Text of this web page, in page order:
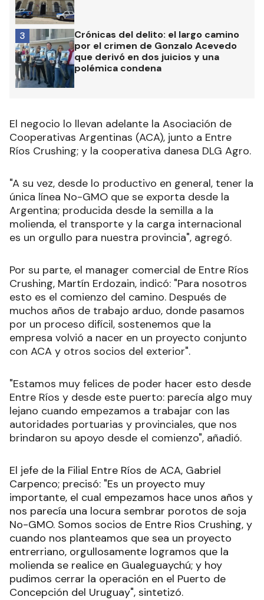
Crónicas del delito: el largo camino
por el crimen de Gonzalo Acevedo
que derivó en dos juicios y una
polémica condena
3
El negocio lo llevan adelante la Asociación de
Cooperativas Argentinas (ACA), junto a Entre
Ríos Crushing; y la cooperativa danesa DLG Agro.
"A su vez, desde lo productivo en general, tener la
única línea No-GMO que se exporta desde la
Argentina; producida desde la semilla a la
molienda, el transporte y la carga internacional
es un orgullo para nuestra provincia", agregó.
Por su parte, el manager comercial de Entre Ríos
Crushing, Martín Erdozain, indicó: "Para nosotros
esto es el comienzo del camino. Después de
muchos años de trabajo arduo, donde pasamos
por un proceso difícil, sostenemos que la
empresa volvió a nacer en un proyecto conjunto
con ACA y otros socios del exterior".
"Estamos muy felices de poder hacer esto desde
Entre Ríos y desde este puerto: parecía algo muy
lejano cuando empezamos a trabajar con las
autoridades portuarias y provinciales, que nos
brindaron su apoyo desde el comienzo", añadió.
El jefe de la Filial Entre Ríos de ACA, Gabriel
Carpenco; precisó: "Es un proyecto muy
importante, el cual empezamos hace unos años y
nos parecía una locura sembrar porotos de soja
No-GMO. Somos socios de Entre Rios Crushing, y
cuando nos planteamos que sea un proyecto
entrerriano, orgullosamente logramos que la
molienda se realice en Gualeguaychú; y hoy
pudimos cerrar la operación en el Puerto de
Concepción del Uruguay", sintetizó.